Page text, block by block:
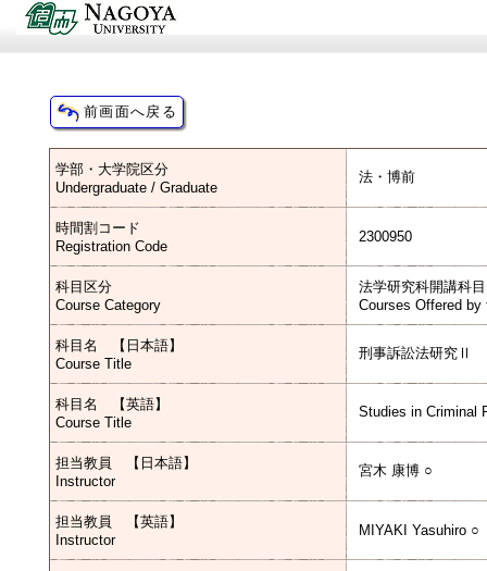
学部・大学院区分
Undergraduate / Graduate
法・博前
時間割コード
Registration Code
2300950
科目区分
Course Category
法学研究科開講科目
Courses Offered by
科目名 【日本語】
Course Title
刑事訴訟法研究Ⅱ
科目名 【英語】
Course Title
Studies in Criminal
担当教員 【日本語】
Instructor
宮木 康博 ○
担当教員 【英語】
Instructor
MIYAKI Yasuhiro ○